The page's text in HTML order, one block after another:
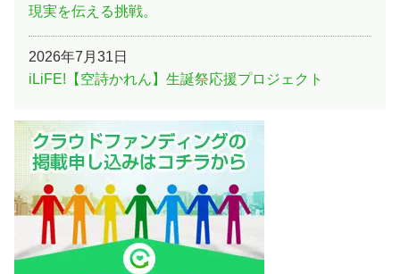
現実を伝える挑戦。
2026年7月31日
iLiFE!【空詩かれん】生誕祭応援プロジェクト